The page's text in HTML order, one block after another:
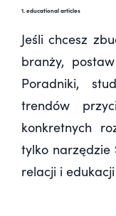
1. educational articles
Jeśli chcesz
branży,
Poradniki,
trendów
konkretnych
tylko narzędzie
relacji i